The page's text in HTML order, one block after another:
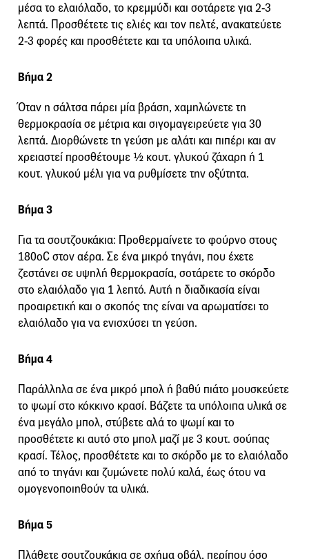
μέσα το ελαιόλαδο, το κρεμμύδι και σοτάρετε για 2-3
λεπτά. Προσθέτετε τις ελιές και τον πελτέ, ανακατεύετε
2-3 φορές και προσθέτετε και τα υπόλοιπα υλικά.
Βήμα 2
Όταν η σάλτσα πάρει μία βράση, χαμηλώνετε τη
θερμοκρασία σε μέτρια και σιγομαγειρεύετε για 30
λεπτά. Διορθώνετε τη γεύση με αλάτι και πιπέρι και αν
χρειαστεί προσθέτουμε ½ κουτ. γλυκού ζάχαρη ή 1
κουτ. γλυκού μέλι για να ρυθμίσετε την οξύτητα.
Βήμα 3
Για τα σουτζουκάκια: Προθερμαίνετε το φούρνο στους
180οC στον αέρα. Σε ένα μικρό τηγάνι, που έχετε
ζεστάνει σε υψηλή θερμοκρασία, σοτάρετε το σκόρδο
στο ελαιόλαδο για 1 λεπτό. Αυτή η διαδικασία είναι
προαιρετική και ο σκοπός της είναι να αρωματίσει το
ελαιόλαδο για να ενισχύσει τη γεύση.
Βήμα 4
Παράλληλα σε ένα μικρό μπολ ή βαθύ πιάτο μουσκεύετε
το ψωμί στο κόκκινο κρασί. Βάζετε τα υπόλοιπα υλικά σε
ένα μεγάλο μπολ, στύβετε αλά το ψωμί και το
προσθέτετε κι αυτό στο μπολ μαζί με 3 κουτ. σούπας
κρασί. Τέλος, προσθέτετε και το σκόρδο με το ελαιόλαδο
από το τηγάνι και ζυμώνετε πολύ καλά, έως ότου να
ομογενοποιηθούν τα υλικά.
Βήμα 5
Πλάθετε σουτζουκάκια σε σχήμα οβάλ, περίπου όσο